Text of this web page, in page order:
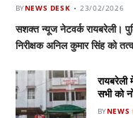
BYNEWS DESK 23/02/2026
सशक्त न्यूज नेटवर्क रायबरेली।
निरीक्षक अनिल कुमार सिंह को
रायबरेली
सभी को
BYNEWS